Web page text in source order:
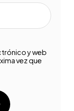
y web
vez que